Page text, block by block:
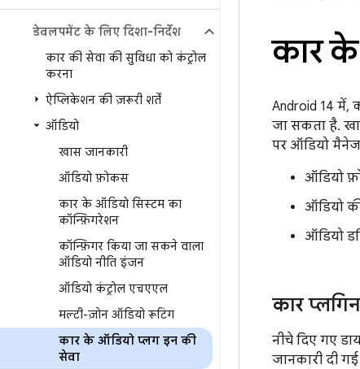
डेवलपमेंट के लिए दिशा-निर्देश
कार की सेवा की सुविधा को कंट्रोल
करना
ऐप्लिकेशन की ज़रूरी शर्तें
ऑडियो
खास जानकारी
ऑडियो फ़ोकस
कार के ऑडियो सिस्टम का
कॉन्फ़िगरेशन
कॉन्फ़िगर किया जा सकने वाला
ऑडियो नीति इंजन
ऑडियो कंट्रोल एचएएल
मल्टी-ज़ोन ऑडियो रूटिंग
कार के ऑडियो प्लग इन की
सेवा
कार
Android 14 में,
जा सकता है.
पर ऑडियो
ऑडियो
ऑडियो
ऑडियो
कार
नीचे दिए गए
जानकारी दी